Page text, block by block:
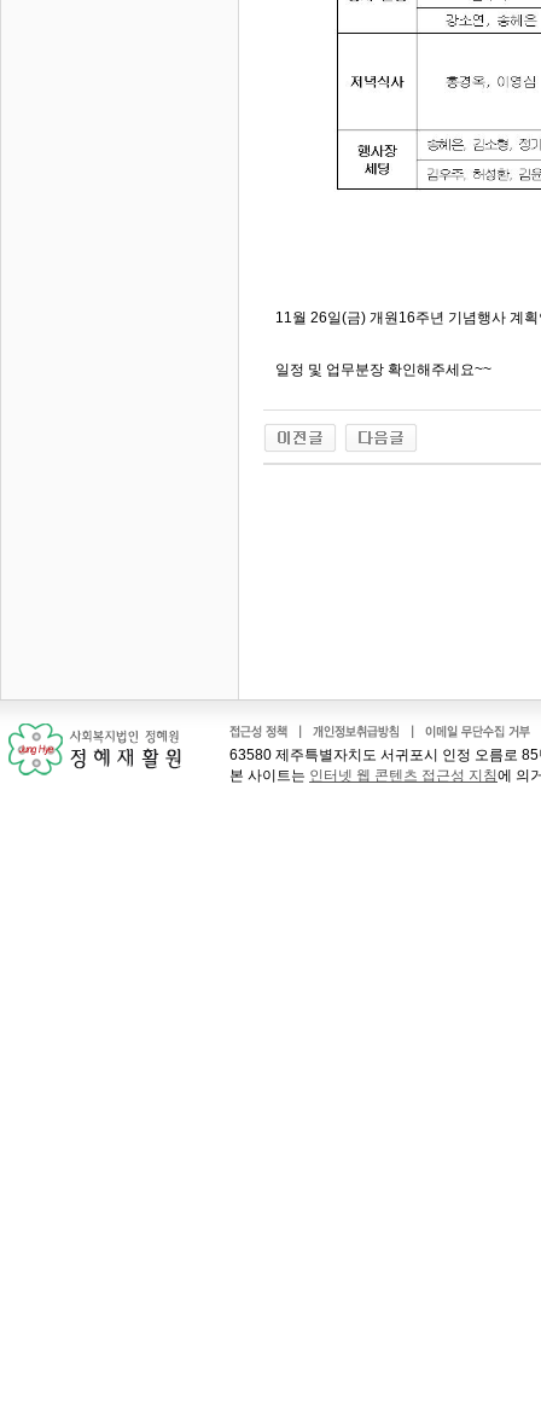
11월 26일(금) 개원16주년 기념행사 계
일정 및 업무분장 확인해주세요~~
63580 제주특별자치도 서귀포시 인정 오름로
본 사이트는 인터넷 웹 콘텐츠 접근성 지침에 의